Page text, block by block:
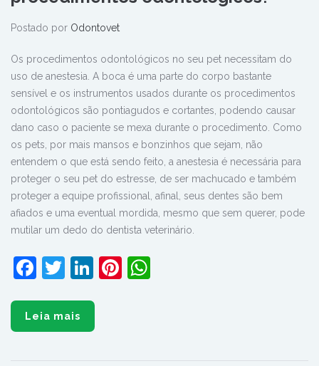
Postado por Odontovet
Os procedimentos odontológicos no seu pet necessitam do
uso de anestesia. A boca é uma parte do corpo bastante
sensível e os instrumentos usados durante os procedimentos
odontológicos são pontiagudos e cortantes, podendo causar
dano caso o paciente se mexa durante o procedimento. Como
os pets, por mais mansos e bonzinhos que sejam, não
entendem o que está sendo feito, a anestesia é necessária para
proteger o seu pet do estresse, de ser machucado e também
proteger a equipe profissional, afinal, seus dentes são bem
afiados e uma eventual mordida, mesmo que sem querer, pode
mutilar um dedo do dentista veterinário.
Facebook
Twitter
LinkedIn
Pinterest
Leia mais